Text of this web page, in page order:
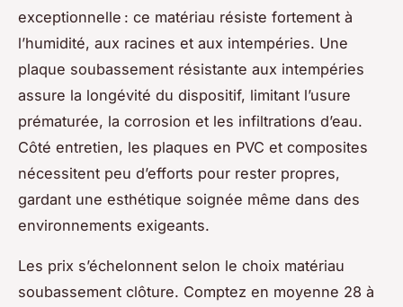
exceptionnelle : ce matériau résiste fortement à
l’humidité, aux racines et aux intempéries. Une
plaque soubassement résistante aux intempéries
assure la longévité du dispositif, limitant l’usure
prématurée, la corrosion et les infiltrations d’eau.
Côté entretien, les plaques en PVC et composites
nécessitent peu d’efforts pour rester propres,
gardant une esthétique soignée même dans des
environnements exigeants.
Les prix s’échelonnent selon le choix matériau
soubassement clôture. Comptez en moyenne 28 à